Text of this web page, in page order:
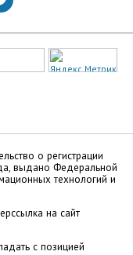
о регистрации
выдано Федеральной
технологий и
на сайт
с позицией